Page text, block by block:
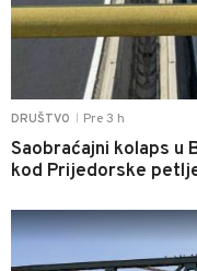
DRUŠTVO Pre 3 h
Saobraćajni kolaps u
kod Prijedorske